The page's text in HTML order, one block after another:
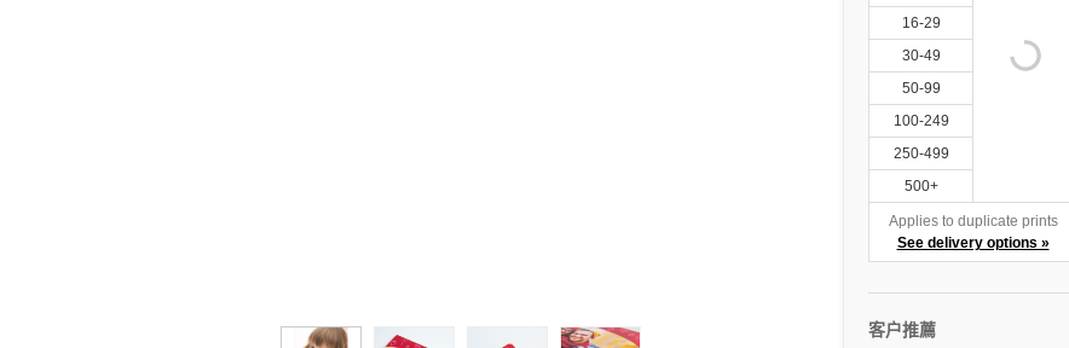
16-29
30-49
50-99
100-249
250-499
500+
Applies to duplicate prints
See delivery options »
客户推薦